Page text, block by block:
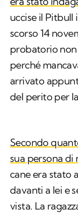
uccise il
scorso 14
probatorio
perché
arrivato
del perito per
Secondo
sua persona di
cane era stato
davanti a lei e
vista. La